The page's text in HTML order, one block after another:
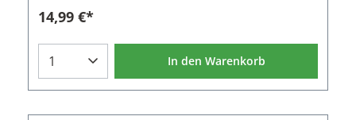
erreicht. Eigenschaften des Barstößel:Material:
Edelstahl, Kunststoff (ABS)Farbe: Silber,
14,99 €*
In den Warenkorb